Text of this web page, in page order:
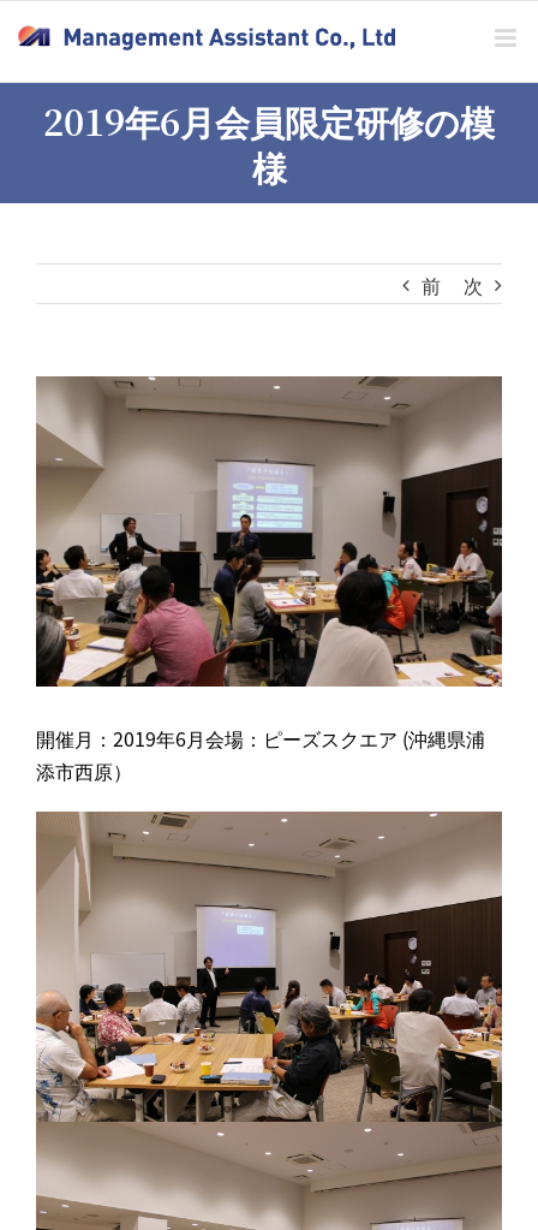
content
2019年6月会員限定研修の模
様
前 次
View
Larger
Image
開催月：2019年6月会場：ピーズスクエア (沖縄県浦
添市西原）